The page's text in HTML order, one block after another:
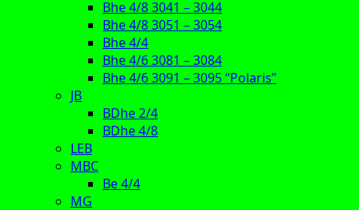
Bhe 4/8 3041 – 3044
Bhe 4/8 3051 – 3054
Bhe 4/4
Bhe 4/6 3081 – 3084
Bhe 4/6 3091 – 3095 “Polaris”
JB
BDhe 2/4
BDhe 4/8
LEB
MBC
Be 4/4
MG